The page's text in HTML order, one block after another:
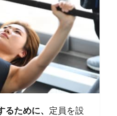
ために、 定員を設